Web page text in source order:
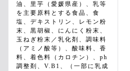
油、里芋（愛媛県産）、乳等
を主要原料とする食品、食
塩、デキストリン、レモン粉
末、黒胡椒、にんにく粉末、
玉ねぎ粉末／乳化剤、調味料
（アミノ酸等）、酸味料、香
料、着色料（カロチン）、ph
調整剤、V.B1、（一部に乳成